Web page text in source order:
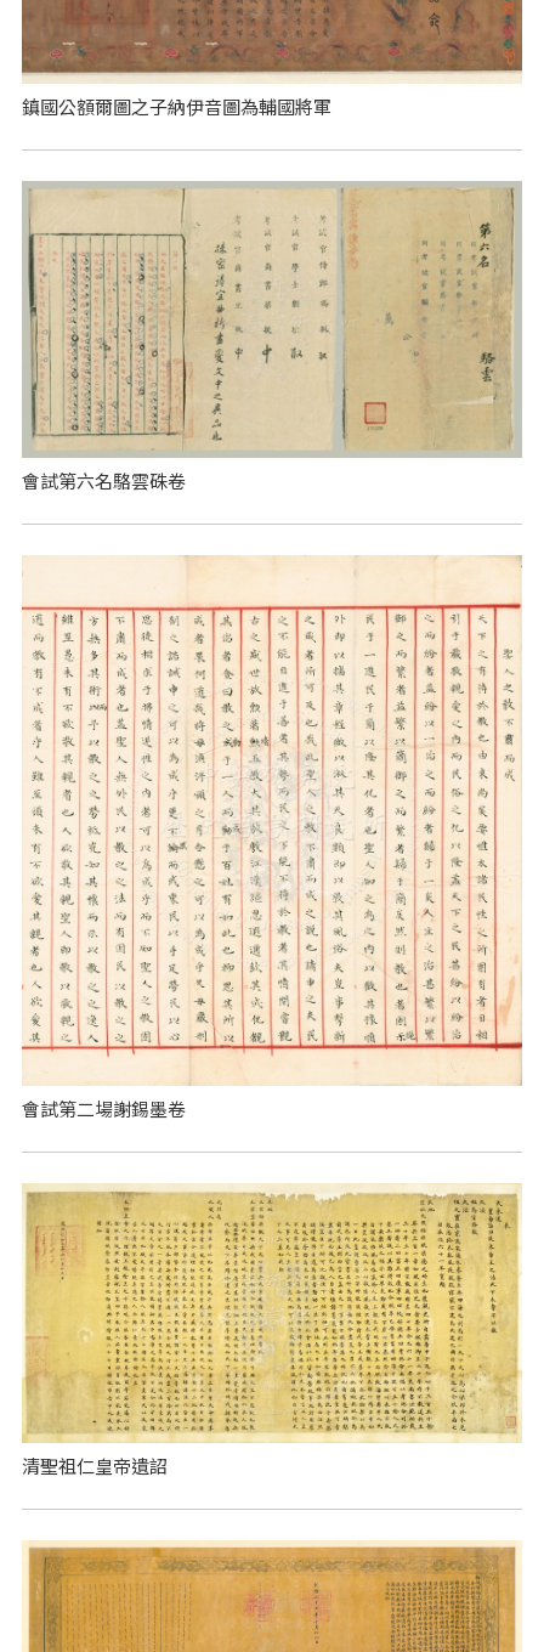
鎮國公額爾圖之子納伊音圖為輔國將軍
會試第六名駱雲硃卷
會試第二場謝錫墨卷
清聖祖仁皇帝遺詔